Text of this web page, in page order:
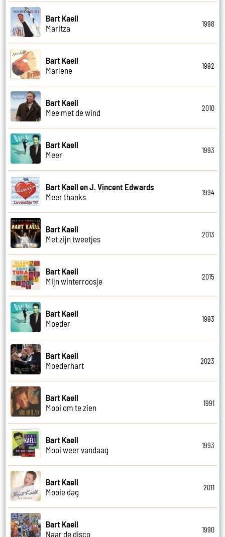
Bart Kaell
Maritza
1998
Bart Kaell
Marlene
1992
Bart Kaell
Mee met de wind
2010
Bart Kaell
Meer
1993
Bart Kaell en J. Vincent Edwards
Meer thanks
1994
Bart Kaell
Met zijn tweetjes
2013
Bart Kaell
Mijn winterroosje
2015
Bart Kaell
Moeder
1993
Bart Kaell
Moederhart
2023
Bart Kaell
Mooi om te zien
1991
Bart Kaell
Mooi weer vandaag
1993
Bart Kaell
Mooie dag
2011
Bart Kaell
Naar de disco
1990